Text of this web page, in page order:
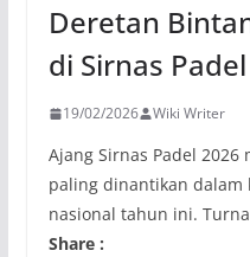
Deretan
di Sirnas
19/02/2026 Wiki Writer
Ajang Sirnas Padel
paling dinantikan dalam
nasional tahun ini.
Share :